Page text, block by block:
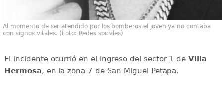
Al momento de ser atendido por los bomberos el joven ya no contaba
con signos vitales. (Foto: Redes sociales)
El incidente ocurrió en el ingreso del sector 1 de Villa
Hermosa, en la zona 7 de San Miguel Petapa.